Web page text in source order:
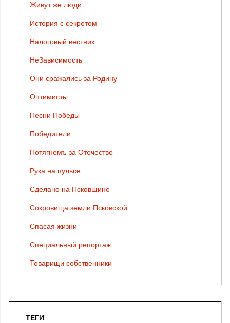
Живут же люди
История с секретом
Налоговый вестник
НеЗависимость
Они сражались за Родину
Оптимисты
Песни Победы
Победители
Потягнемъ за Отечество
Рука на пульсе
Сделано на Псковщине
Сокровища земли Псковской
Спасая жизни
Специальный репортаж
Товарищи собственники
ТЕГИ